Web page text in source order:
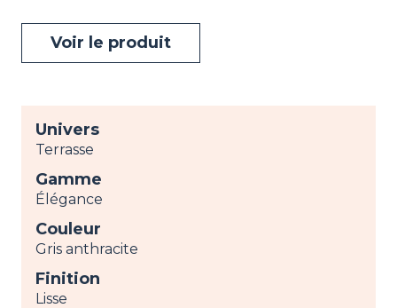
Voir le produit
Univers
Terrasse
Gamme
Élégance
Couleur
Gris anthracite
Finition
Lisse